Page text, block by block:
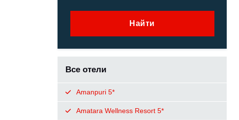
Найти
Все отели
Amanpuri 5*
Amatara Wellness Resort 5*